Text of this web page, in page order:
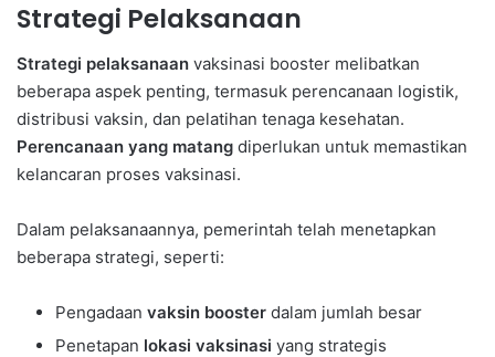
Strategi Pelaksanaan
Strategi pelaksanaan vaksinasi booster melibatkan
beberapa aspek penting, termasuk perencanaan logistik,
distribusi vaksin, dan pelatihan tenaga kesehatan.
Perencanaan yang matang diperlukan untuk memastikan
kelancaran proses vaksinasi.
Dalam pelaksanaannya, pemerintah telah menetapkan
beberapa strategi, seperti:
Pengadaan vaksin booster dalam jumlah besar
Penetapan lokasi vaksinasi yang strategis